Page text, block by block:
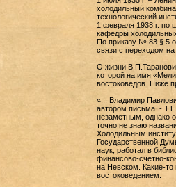
холодильный
технологический
1 февраля 1938 г. по
кафедры
По приказу № 83 § 5
связи с переходом
О жизни
которой на имя
востоковедов. Ниже
«... Владимир
автором письма. -
незаметным, однако
точно не знаю
Холодильным
Государственной
наук, работал в
финансово-счетно-
на Невском. Какие-то
востоковедением.